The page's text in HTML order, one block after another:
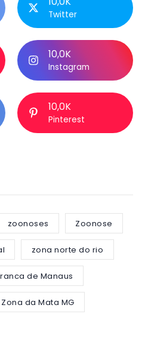
Twitter
10,0K
Instagram
10,0K
Pinterest
zoonoses Zoonose
zona norte do rio
de Manaus
Zona da Mata MG